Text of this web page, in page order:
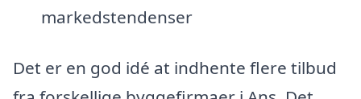
markedstendenser
Det er en god idé at indhente flere tilbud